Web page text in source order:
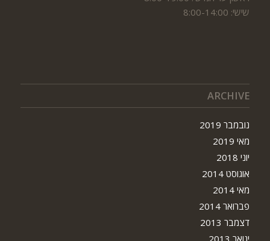
שישי: 8:00-14:00
ARCHIVE
נובמבר 2019
מאי 2019
יוני 2018
אוגוסט 2014
מאי 2014
פברואר 2014
דצמבר 2013
ינואר 2013